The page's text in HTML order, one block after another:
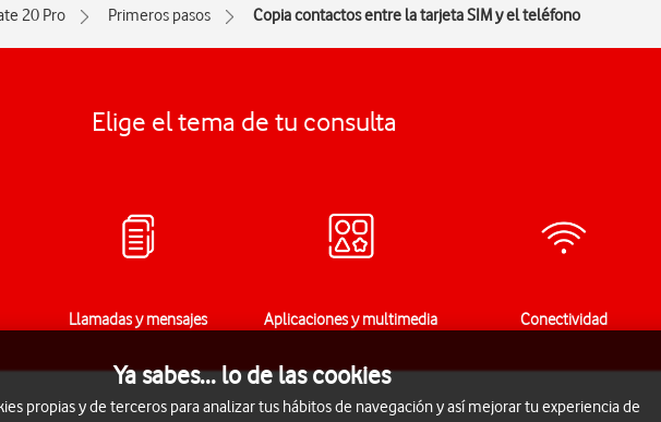
20 Pro Primeros pasos Copia contactos entre la tarjeta SIM y el teléfono
Elige el tema de tu consulta
Llamadas y mensajes Aplicaciones y multimedia Conectividad
Ya sabes... lo de las cookies
propias y de terceros para analizar tus hábitos de navegación y así mejorar tu experiencia de